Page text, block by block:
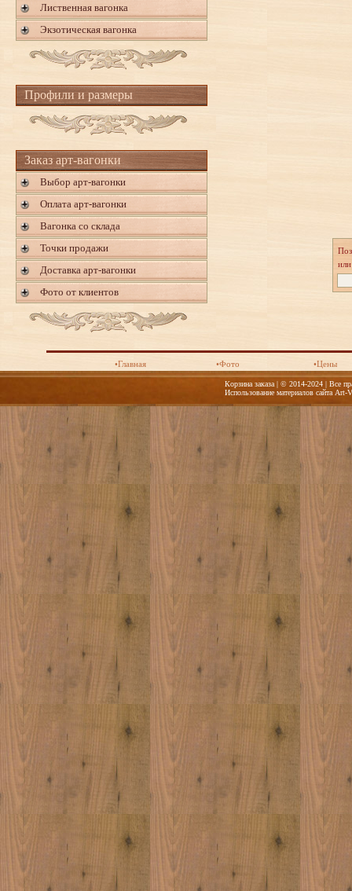
Лиственная вагонка
Экзотическая вагонка
Профили и размеры
Заказ арт-вагонки
Выбор арт-вагонки
Оплата арт-вагонки
Вагонка со склада
Точки продажи
Доставка арт-вагонки
Фото от клиентов
•Главная •Фото •Цены
Корзина заказа | © 2014-2024 | Все
Использование материалов сайта Art-